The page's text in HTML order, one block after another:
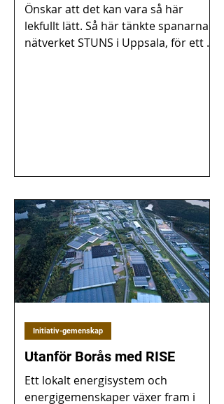
Önskar att det kan vara så här
lekfullt lätt. Så här tänkte spanarna i
nätverket STUNS i Uppsala, för ett år
Utanför Borås med RISE
Ett lokalt energisystem och
energigemenskaper växer fram i
Initiativ-gemenskap